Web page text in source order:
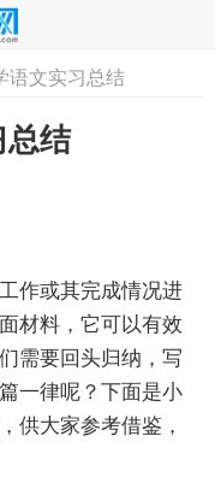
学习计划
语文实习总结
总结
作或其完成情况进
材料，它可以有效
需要回头归纳，写
一律呢？下面是小
供大家参考借鉴，